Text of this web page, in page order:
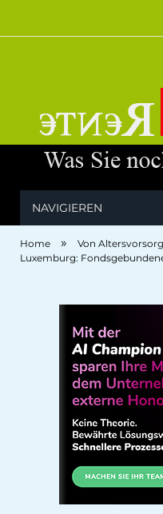
NAVIGIEREN
Home » Von
Luxemburg: